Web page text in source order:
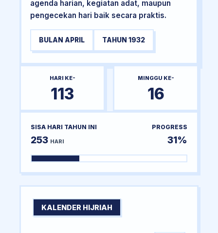
agenda harian, kegiatan adat, maupun
pengecekan hari baik secara praktis.
BULAN APRIL TAHUN 1932
HARI KE-
113
MINGGU KE-
16
SISA HARI TAHUN INI
253 HARI
PROGRESS
31%
KALENDER HIJRIAH